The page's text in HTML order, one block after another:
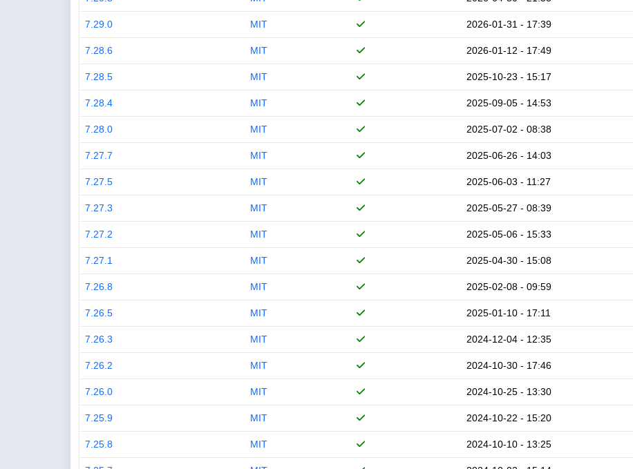
7.29.0 MIT 2026-01-31 - 17:39
7.28.6 MIT 2026-01-12 - 17:49
7.28.5 MIT 2025-10-23 - 15:17
7.28.4 MIT 2025-09-05 - 14:53
7.28.0 MIT 2025-07-02 - 08:38
7.27.7 MIT 2025-06-26 - 14:03
7.27.5 MIT 2025-06-03 - 11:27
7.27.3 MIT 2025-05-27 - 08:39
7.27.2 MIT 2025-05-06 - 15:33
7.27.1 MIT 2025-04-30 - 15:08
7.26.8 MIT 2025-02-08 - 09:59
7.26.5 MIT 2025-01-10 - 17:11
7.26.3 MIT 2024-12-04 - 12:35
7.26.2 MIT 2024-10-30 - 17:46
7.26.0 MIT 2024-10-25 - 13:30
7.25.9 MIT 2024-10-22 - 15:20
7.25.8 MIT 2024-10-10 - 13:25